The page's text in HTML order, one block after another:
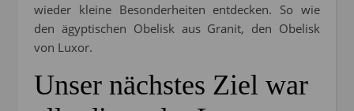
wieder kleine Besonderheiten entdecken. So wie
den ägyptischen Obelisk aus Granit, den Obelisk
von Luxor.
Unser nächstes Ziel war